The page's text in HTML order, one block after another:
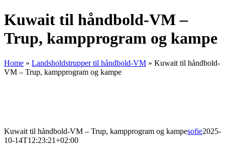
Kuwait til håndbold-VM –
Trup, kampprogram og kampe
Home » Landsholdstrupper til håndbold-VM » Kuwait til håndbold-
VM – Trup, kampprogram og kampe
Kuwait til håndbold-VM – Trup, kampprogram og kampesofie2025-
10-14T12:23:21+02:00